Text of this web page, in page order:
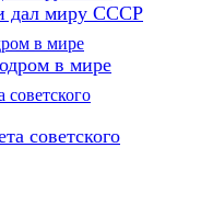
дал миру СССР
в мире
советского